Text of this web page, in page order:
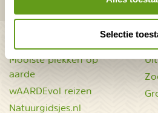
Selectie
overnachtingen en vakanties in de
Mooiste plekken op
aarde
wAARDEvol reizen
Natuurgidsjes.nl